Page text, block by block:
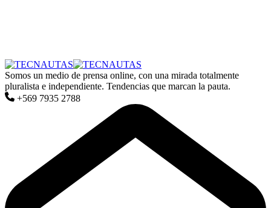
Somos un medio de prensa online, con una mirada totalmente
pluralista e independiente. Tendencias que marcan la pauta.
+569 7935 2788